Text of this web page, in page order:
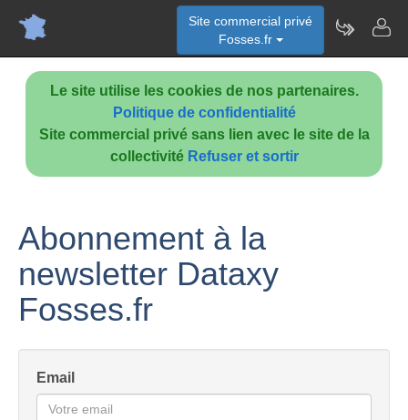
Le site utilise les cookies de nos partenaires.
Politique de confidentialité
Site commercial privé sans lien avec le site de la
collectivité Refuser et sortir
Site commercial privé
Fosses.fr
Abonnement à la
newsletter Dataxy
Fosses.fr
Email